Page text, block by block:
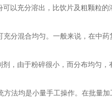
充分溶出，比饮片及粗颗粒
分混合均匀。一般来说，在中
，由于粉碎很小，而分布均匀，
法均是小量手工操作。在批量加